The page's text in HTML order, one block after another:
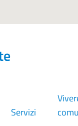
Servizi